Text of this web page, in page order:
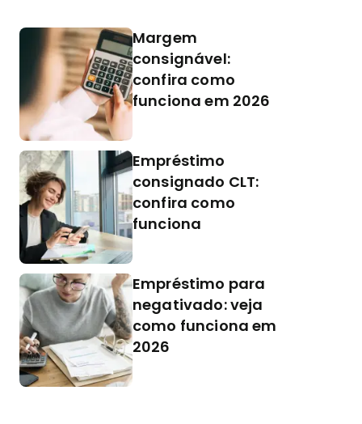
Margem
consignável:
confira como
funciona em 2026
Empréstimo
consignado CLT:
confira como
funciona
Empréstimo para
negativado: veja
como funciona em
2026